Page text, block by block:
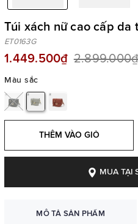
Túi xách nữ cao cấp da
ET0163G
1.449.500₫
Màu sắc
THÊM VÀO GIỎ
MUA TẠI
MÔ TẢ SẢN PHẨM